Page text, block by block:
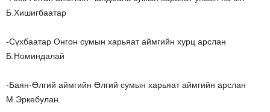
Б.Хишигбаатар
-Сүхбаатар Онгон сумын харьяат аймгийн хурц арслан
Б.Номиндалай
-Баян-Өлгий аймгийн Өлгий сумын харьяат аймгийн арслан
М.Эркебулан